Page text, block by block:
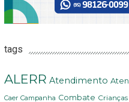
tags
ALERR Atendimento
Caer Campanha Combate Crianças